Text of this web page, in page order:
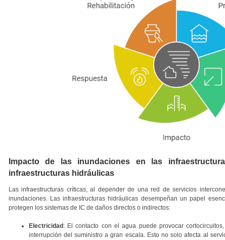
Impacto de las inundaciones en las
infraestructuras hidráulicas
Las infraestructuras críticas, al depender de una red de servicios
inundaciones. Las infraestructuras hidráulicas desempeñan un papel
protegen los sistemas de IC de daños directos o indirectos:
Electricidad : El contacto con el agua puede provocar
interrupción del suministro a gran escala. Esto no solo afecta al